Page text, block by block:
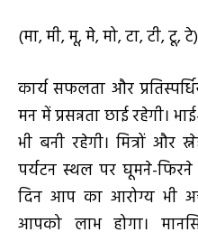
(मा, मी, मू, मे, मो, टा, टी, टू, टे)
कार्य सफलता और
मन में प्रसन्नता छाई रहेगी।
भी बनी रहेगी। मित्रों और
पर्यटन स्थल पर घूमने-
दिन आप का आरोग्य भी
आपको लाभ होगा।